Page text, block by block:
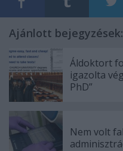
Ajánlott bejegyzések:
Áldoktort
igazolta
PhD”
Nem volt